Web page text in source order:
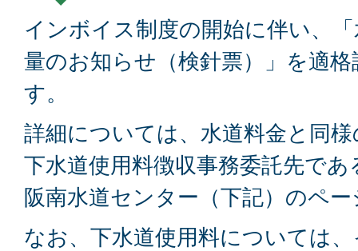
インボイス制度の開始に伴い、
量のお知らせ（検針票）」を適
す。
詳細については、水道料金と同
下水道使用料徴収事務委託先で
阪南水道センター（下記）のペ
なお、下水道使用料については